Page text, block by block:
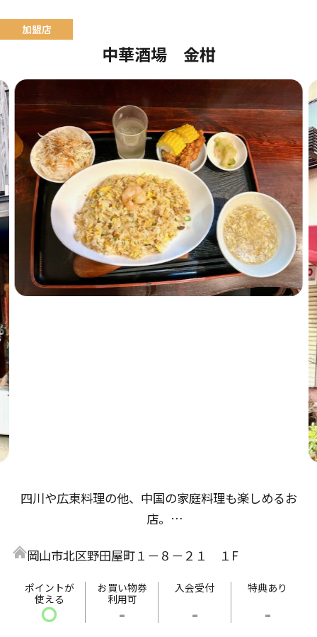
中華酒場 金柑
四川や広東料理の他、中国の家庭料理も楽しめるお
店。
ーが続出！
季節の野菜を豊富に使用しているので、毎日通っても
飽きにこないラインナップが目白押し。
紹興酒の種類は、多数ご用意しております。
岡山市北区野田屋町１－８－２１ １F
ポイントが
使える
〇
お買い物券
利用可
-
入会受付
-
特典あり
-